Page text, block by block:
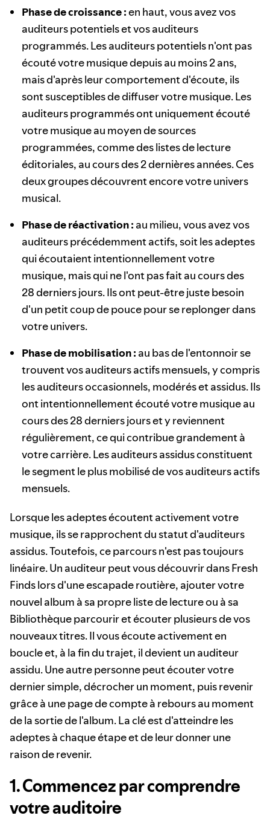
Phase de croissance :en haut, vous avez vos
auditeurs potentiels et vos auditeurs
programmés. Les auditeurs potentiels n'ont pas
écouté votre musique depuis au moins 2 ans,
mais d'après leur comportement d'écoute, ils
sont susceptibles de diffuser votre musique. Les
auditeurs programmés ont uniquement écouté
votre musique au moyen de sources
programmées, comme des listes de lecture
éditoriales, au cours des 2 dernières années. Ces
deux groupes découvrent encore votre univers
musical.
Phase de réactivation : au milieu, vous avez vos
auditeurs précédemment actifs, soit les adeptes
qui écoutaient intentionnellement votre
musique, mais qui ne l'ont pas fait au cours des
28 derniers jours. Ils ont peut-être juste besoin
d'un petit coup de pouce pour se replonger dans
votre univers.
Phase de mobilisation : au bas de l'entonnoir se
trouvent vos auditeurs actifs mensuels, y compris
les auditeurs occasionnels, modérés et assidus. Ils
ont intentionnellement écouté votre musique au
cours des 28 derniers jours et y reviennent
régulièrement, ce qui contribue grandement à
votre carrière. Les auditeurs assidus constituent
le segment le plus mobilisé de vos auditeurs actifs
mensuels.
Lorsque les adeptes écoutent activement votre
musique, ils se rapprochent du statut d'auditeurs
assidus. Toutefois, ce parcours n'est pas toujours
linéaire. Un auditeur peut vous découvrir dans Fresh
Finds lors d'une escapade routière, ajouter votre
nouvel album à sa propre liste de lecture ou à sa
Bibliothèque parcourir et écouter plusieurs de vos
nouveaux titres. Il vous écoute activement en
boucle et, à la fin du trajet, il devient un auditeur
assidu. Une autre personne peut écouter votre
dernier simple, décrocher un moment, puis revenir
grâce à une page de compte à rebours au moment
de la sortie de l'album. La clé est d'atteindre les
adeptes à chaque étape et de leur donner une
raison de revenir.
1. Commencez par comprendre
votre auditoire